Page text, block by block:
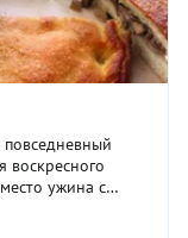
воскресного
ужина с